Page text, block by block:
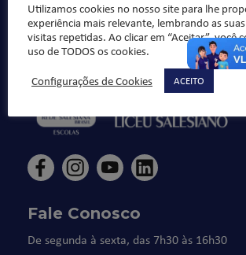
da ética e da moral, buscando formar
honestos cidadãos”.
Fale Conosco
De segunda à sexta, das 7h30 às 16h30
Utilizamos cookies no nosso site para lhe
experiência mais relevante, lembrando as
visitas repetidas. Ao clicar em “Aceitar”, você
uso de TODOS os cookies.
Configurações de Cookies
ACEITO